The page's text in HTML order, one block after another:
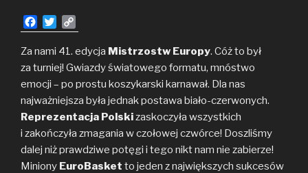
a
c
e
o
o
k
w
t
t
e
r
o
p
y
i
n
k
Za nami 41. edycja Mistrzostw Europy. Cóż to był
za turniej! Gwiazdy światowego formatu, mnóstwo
emocji – po prostu koszykarski karnawał. Dla nas
najważniejsza była jednak postawa biało-czerwonych.
Reprezentacja Polskizaskoczyła wszystkich
i zakończyła zmagania w czołowej czwórce! Doszliśmy
dalej niż prawdziwe potęgi i tego nikt nam nie zabierze!
Miniony EuroBasket to jeden z największych sukcesów